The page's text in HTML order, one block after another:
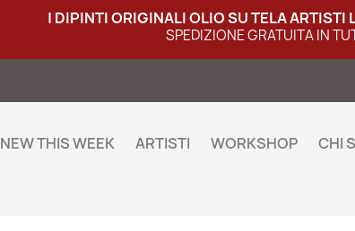
| DIPINTI ORIGINALI OLIO SU TELA ARTISTI
SPEDIZIONE GRATUITA IN
NEW THIS WEEK ARTISTI WORKSHOP CHI